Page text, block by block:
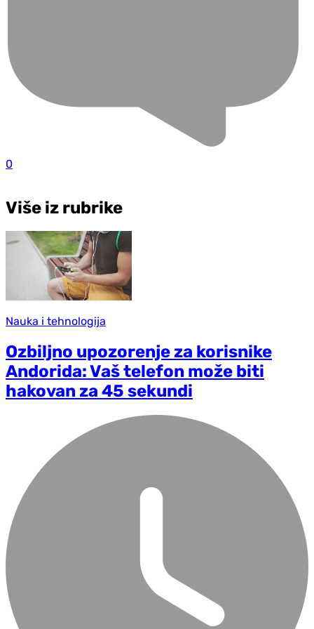
0
Više iz rubrike
Nauka i tehnologija
Ozbiljno upozorenje za korisnike
Andorida: Vaš telefon može biti
hakovan za 45 sekundi